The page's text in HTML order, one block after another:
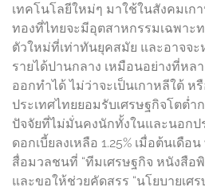
เทคโนโลยีใหม่ๆ มาใช้ในสังคมเก
ทองที่ไทยจะมีอุตสาหกรรมเฉพาะ
ตัวใหม่ที่เท่าทันยุคสมัย และอาจจ
รายได้ปานกลาง เหมือนอย่างที่หล
ออกทำได้ ไม่ว่าจะเป็นเกาหลีใต้ ห
ประเทศไทยยอมรับเศรษฐกิจโตต่ำ
ปัจจัยที่ไม่มั่นคงนักทั้งในและนอกป
ดอกเบี้ยลงเหลือ 1.25% เมื่อต้นเดื
สื่อมวลชนที่ “ทีมเศรษฐกิจ หนังสือ
และขอให้ช่วยคัดสรร “นโยบายเศ